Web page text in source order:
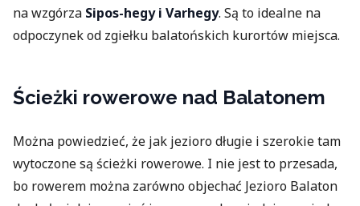
na wzgórza Sipos-hegy i Varhegy. Są to idealne na
odpoczynek od zgiełku balatońskich kurortów miejsca.
Ścieżki rowerowe nad Balatonem
Można powiedzieć, że jak jezioro długie i szerokie tam
wytoczone są ścieżki rowerowe. I nie jest to przesada,
bo rowerem można zarówno objechać Jezioro Balaton